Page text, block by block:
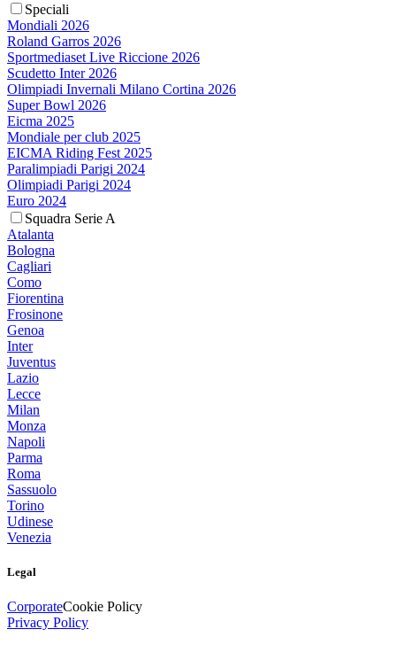
Speciali
Mondiali 2026
Roland Garros 2026
Sportmediaset Live Riccione 2026
Scudetto Inter 2026
Olimpiadi Invernali Milano Cortina 2026
Super Bowl 2026
Eicma 2025
Mondiale per club 2025
EICMA Riding Fest 2025
Paralimpiadi Parigi 2024
Olimpiadi Parigi 2024
Euro 2024
Squadra Serie A
Atalanta
Bologna
Cagliari
Como
Fiorentina
Frosinone
Genoa
Inter
Juventus
Lazio
Lecce
Milan
Monza
Napoli
Parma
Roma
Sassuolo
Torino
Udinese
Venezia
Legal
CorporateCookie Policy
Privacy Policy